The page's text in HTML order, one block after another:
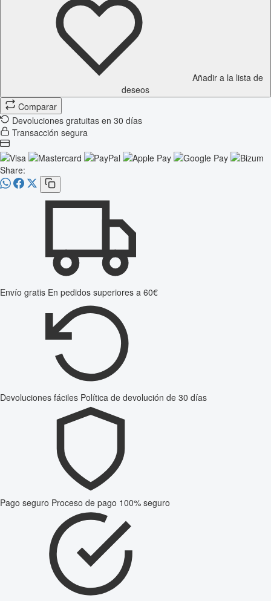
Añadir a la lista de
deseos
Comparar
Devoluciones gratuitas en 30 días
Transacción segura
Share:
Envío gratis En pedidos superiores a 60€
Devoluciones fáciles Política de devolución de 30 días
Pago seguro Proceso de pago 100% seguro